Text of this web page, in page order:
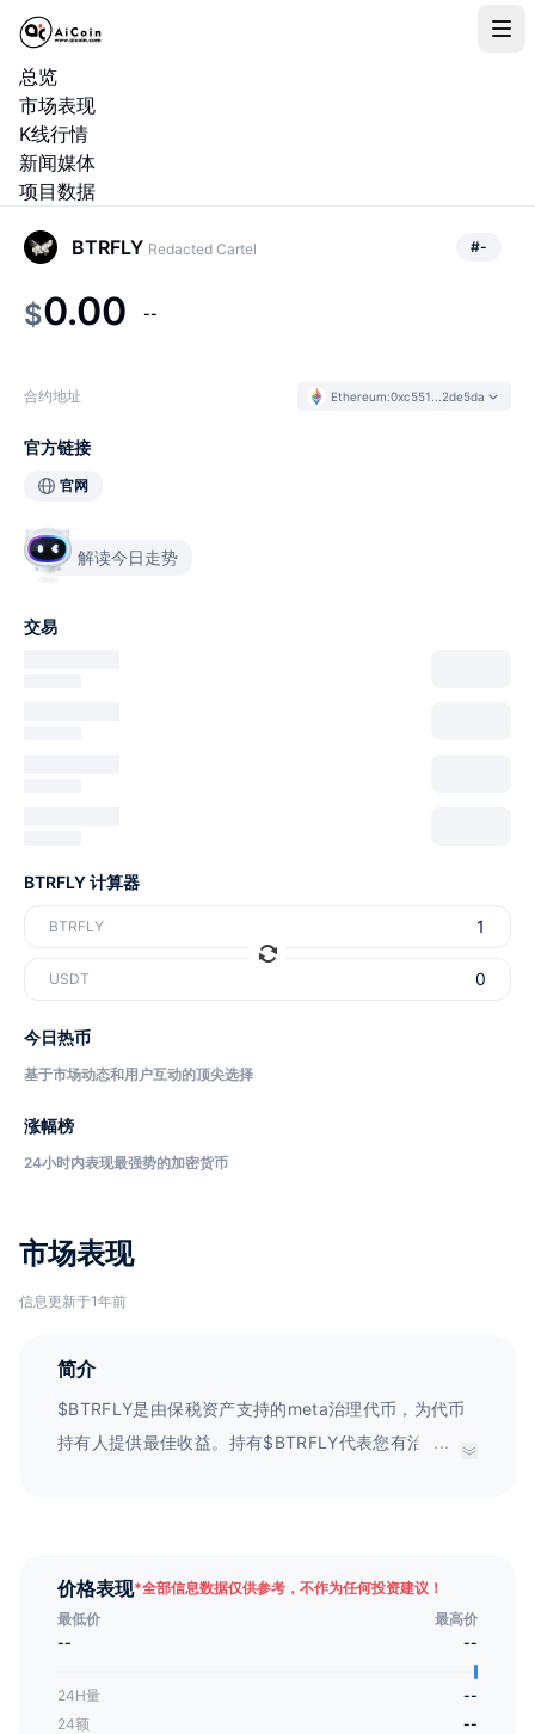
总览
市场表现
K线行情
新闻媒体
项目数据
市场表现
信息更新于1年前
简介
$BTRFLY是由保税资产支持的meta治理代币，为代币
持有人提供最佳收益。持有$BTRFLY代表您有治理权
...
价格表现*全部信息数据仅供参考，不作为任何投资建议！
最低价
最高价
--
--
24H量
--
24额
--
BTRFLY Redacted Cartel #-
$0.00 --
合约地址 Ethereum:0xc551...2de5da
官方链接
官网
解读今日走势
交易
BTRFLY 计算器
BTRFLY
USDT
今日热币
基于市场动态和用户互动的顶尖选择
涨幅榜
24小时内表现最强势的加密货币